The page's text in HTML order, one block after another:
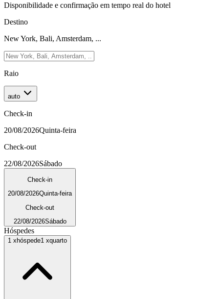
Disponibilidade e confirmação em tempo real do hotel
Destino
New York, Bali, Amsterdam, ...
Raio
auto
Check-in
20/08/2026Quinta-feira
Check-out
22/08/2026Sábado
Check-in
20/08/2026Quinta-feira
Check-out
22/08/2026Sábado
Hóspedes
1 x hóspede1 xquarto